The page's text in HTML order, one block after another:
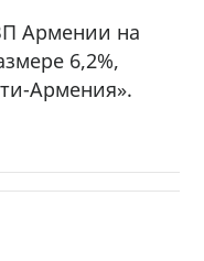
Армении на
6,2%,
Армения».